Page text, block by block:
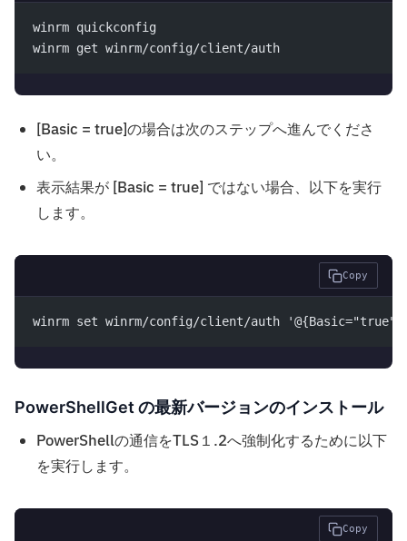
winrm quickconfig
winrm get winrm/config/client/auth
[Basic = true]の場合は次のステップへ進んでくださ
い。
表示結果が [Basic = true] ではない場合、以下を実行
します。
Copy
winrm set winrm/config/client/auth
PowerShellGet の最新バージョンのインストール
PowerShellの通信をTLS１.2へ強制化するために以下
を実行します。
Copy